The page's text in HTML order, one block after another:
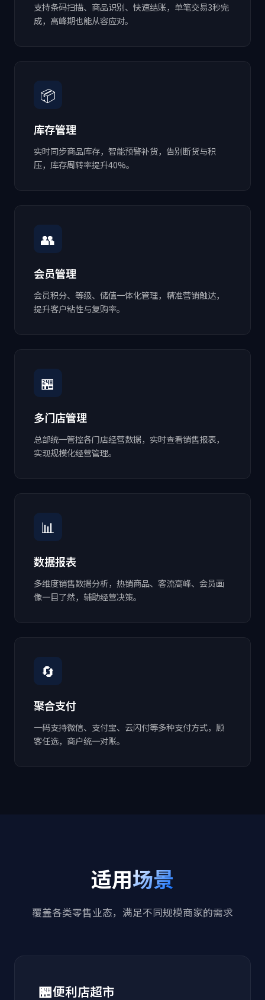
支持条码扫描、商品识别、快速结账，单笔交易3秒完
成，高峰期也能从容应对。
📦
库存管理
实时同步商品库存，智能预警补货，告别断货与积
压，库存周转率提升40%。
👥
会员管理
会员积分、等级、储值一体化管理，精准营销触达，
提升客户粘性与复购率。
🏪
多门店管理
总部统一管控各门店经营数据，实时查看销售报表，
实现规模化经营管理。
📊
数据报表
多维度销售数据分析，热销商品、客流高峰、会员画
像一目了然，辅助经营决策。
🔄
聚合支付
一码支持微信、支付宝、云闪付等多种支付方式，顾
客任选，商户统一对账。
适用场景
覆盖各类零售业态，满足不同规模商家的需求
🏪便利店超市